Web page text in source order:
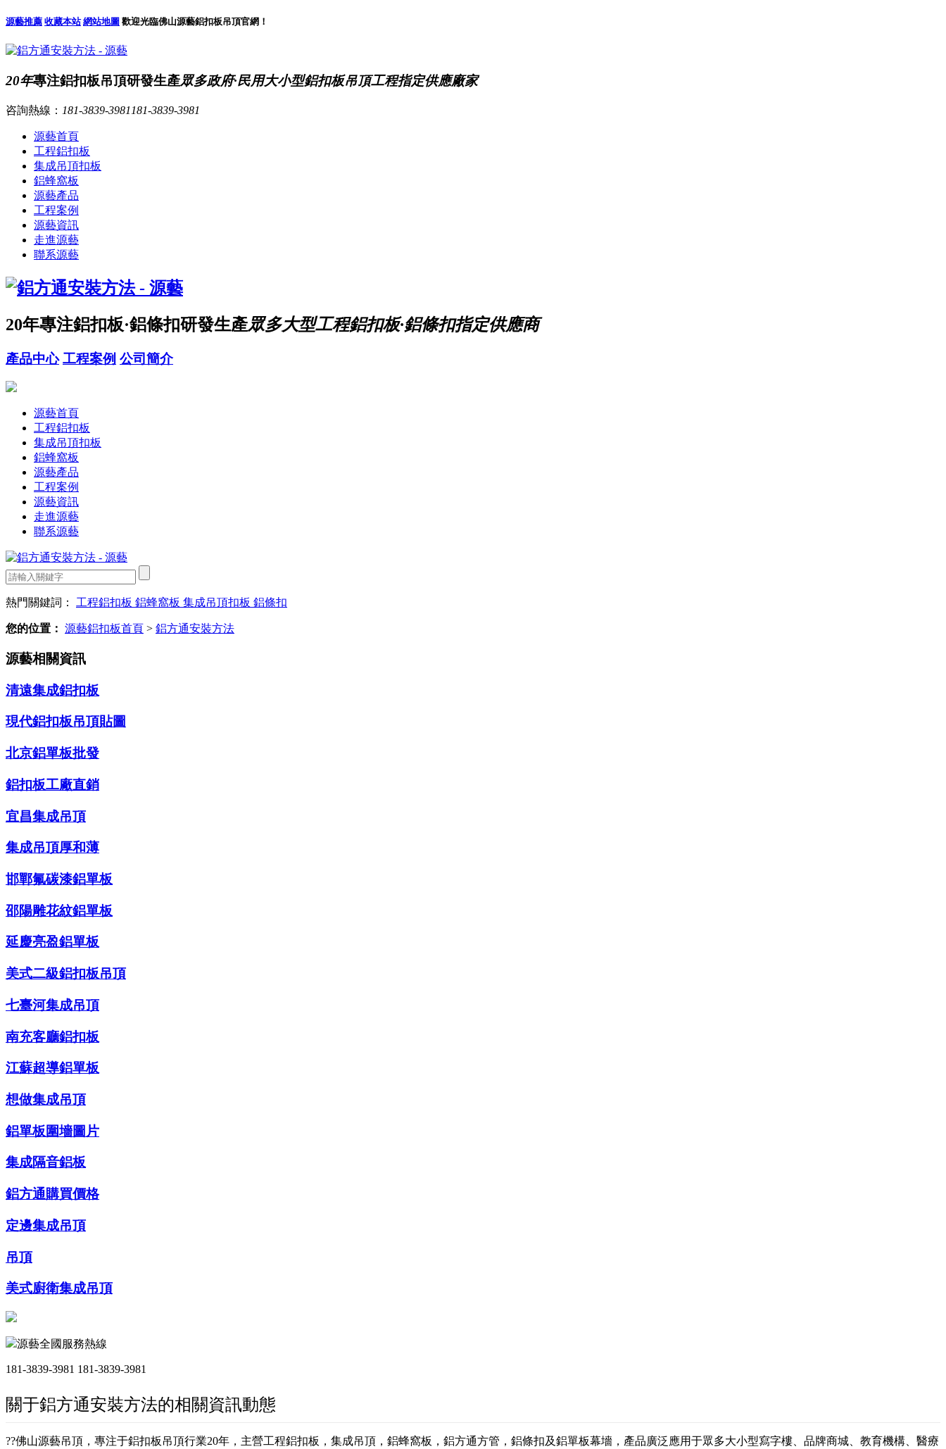
源藝推薦 收藏本站 網站地圖 歡迎光臨佛山源藝鋁扣板吊頂官網！
20年專注鋁扣板吊頂研發生產眾多政府·民用大小型鋁扣板吊頂工程指定供應廠家
咨詢熱線： 181-3839-3981 181-3839-3981
源藝首頁
工程鋁扣板
集成吊頂扣板
鋁蜂窩板
源藝產品
工程案例
源藝資訊
走進源藝
聯系源藝
20年專注鋁扣板·鋁條扣研發生產眾多大型工程鋁扣板·鋁條扣指定供應商
產品中心 工程案例 公司簡介
源藝首頁
工程鋁扣板
集成吊頂扣板
鋁蜂窩板
源藝產品
工程案例
源藝資訊
走進源藝
聯系源藝
熱門關鍵詞： 工程鋁扣板 鋁蜂窩板 集成吊頂扣板 鋁條扣
您的位置： 源藝鋁扣板首頁 > 鋁方通安裝方法
源藝相關資訊
清遠集成鋁扣板
現代鋁扣板吊頂貼圖
北京鋁單板批發
鋁扣板工廠直銷
宜昌集成吊頂
集成吊頂厚和薄
邯鄲氟碳漆鋁單板
邵陽雕花紋鋁單板
延慶亮盈鋁單板
美式二級鋁扣板吊頂
七臺河集成吊頂
南充客廳鋁扣板
江蘇超導鋁單板
想做集成吊頂
鋁單板圍墻圖片
集成隔音鋁板
鋁方通購買價格
定邊集成吊頂
吊頂
美式廚衛集成吊頂
源藝全國服務熱線
181-3839-3981 181-3839-3981
關于鋁方通安裝方法的相關資訊動態
??佛山源藝吊頂，專注于鋁扣板吊頂行業20年，主營工程鋁扣板，集成吊頂，鋁蜂窩板，鋁方通方管，鋁條扣及鋁單板幕墻，產品廣泛應用于眾多大小型寫字樓、品牌商城、教育機構、醫療